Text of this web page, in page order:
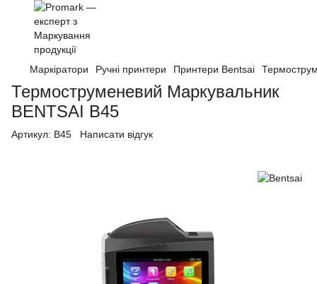
Маркіратори Ручні принтери Принтери Bentsai
Термоструменевий Маркувальник
BENTSAI B45
Артикул: B45 Написати відгук